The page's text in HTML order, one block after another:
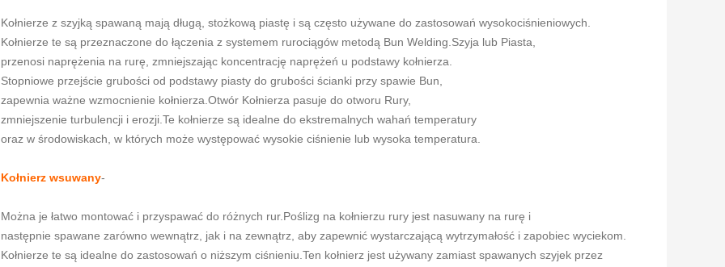
Kołnierze z szyjką spawaną mają długą, stożkową piastę i są często używane do zastosowań wysokociśnieniowych.
Kołnierze te są przeznaczone do łączenia z systemem rurociągów metodą Bun Welding.Szyja lub Piasta,
przenosi naprężenia na rurę, zmniejszając koncentrację naprężeń u podstawy kołnierza.
Stopniowe przejście grubości od podstawy piasty do grubości ścianki przy spawie Bun,
zapewnia ważne wzmocnienie kołnierza.Otwór Kołnierza pasuje do otworu Rury,
zmniejszenie turbulencji i erozji.Te kołnierze są idealne do ekstremalnych wahań temperatury
oraz w środowiskach, w których może występować wysokie ciśnienie lub wysoka temperatura.
Kołnierz wsuwany-
Można je łatwo montować i przyspawać do różnych rur.Poślizg na kołnierzu rury jest nasuwany na rurę i
następnie spawane zarówno wewnątrz, jak i na zewnątrz, aby zapewnić wystarczającą wytrzymałość i zapobiec wyciekom.
Kołnierze te są idealne do zastosowań o niższym ciśnieniu.Ten kołnierz jest używany zamiast spawanych szyjek przez